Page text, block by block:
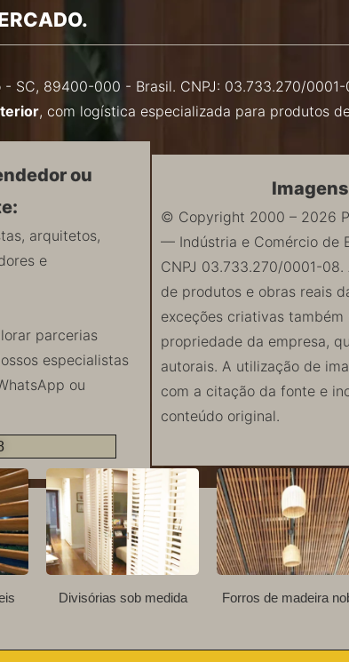
SC, 89400-000 - Brasil. CNPJ: 03.733.270/
, com logística especializada para produtos
ou
arquitetos,
e
parcerias
especialistas
ou
© Copyright 2000 – 2026
— Indústria e Comércio de
CNPJ 03.733.270/0001-
de produtos e obras reais
exceções criativas também
propriedade da empresa,
autorais. A utilização de
com a citação da fonte e
conteúdo original.
Divisórias sob medida Forros de madeira